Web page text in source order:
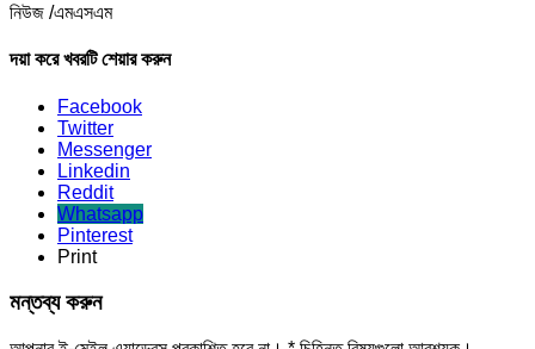
নিউজ /এমএসএম
দয়া করে খবরটি শেয়ার করুন
Facebook
Twitter
Messenger
Linkedin
Reddit
Whatsapp
Pinterest
Print
মন্তব্য করুন